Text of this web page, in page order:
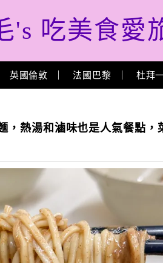
's 吃美食愛
英國倫敦 法國巴黎 杜拜
，熱湯和滷味也是人氣餐點，